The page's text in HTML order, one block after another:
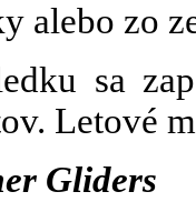
alebo zo
sa
Letové
Gliders